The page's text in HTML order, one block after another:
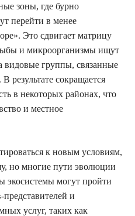
зоны, где бурно
перейти в менее
Это сдвигает матрицу
и микроорганизмы ищут
видовые группы, связанные
результате сокращается
в некоторых районах, что
и местное
к новым условиям,
но многие пути эволюции
экосистемы могут пройти
и
услуг, таких как